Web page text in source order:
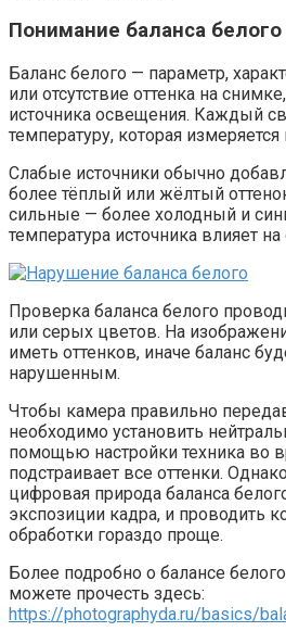
Понимание баланса белого
Баланс белого — параметр,
или отсутствие оттенка на
источника освещения. Каждый
температуру, которая
Слабые источники обычно
более тёплый или жёлтый
сильные — более холодный и
температура источника влияет на
Проверка баланса белого
или серых цветов. На
иметь оттенков, иначе баланс
нарушенным.
Чтобы камера правильно
необходимо установить
помощью настройки техника во
подстраивает все оттенки.
цифровая природа баланса
экспозиции кадра, и проводить
обработки гораздо проще.
Более подробно о балансе
можете прочесть здесь:
https://photographyda.ru/basics/